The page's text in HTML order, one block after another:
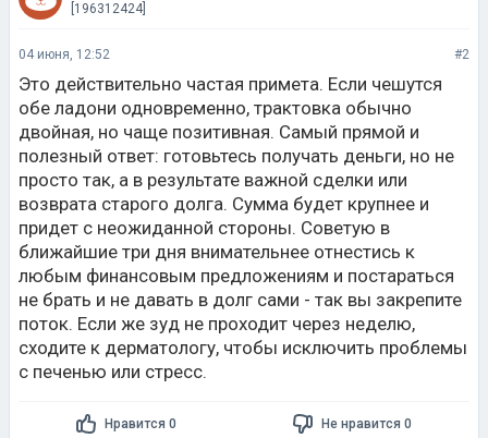
[196312424]
04 июня, 12:52 #2
Это действительно частая примета. Если чешутся
обе ладони одновременно, трактовка обычно
двойная, но чаще позитивная. Самый прямой и
полезный ответ: готовьтесь получать деньги, но не
просто так, а в результате важной сделки или
возврата старого долга. Сумма будет крупнее и
придет с неожиданной стороны. Советую в
ближайшие три дня внимательнее отнестись к
любым финансовым предложениям и постараться
не брать и не давать в долг сами - так вы закрепите
поток. Если же зуд не проходит через неделю,
сходите к дерматологу, чтобы исключить проблемы
с печенью или стресс.
Нравится 0 Не нравится 0